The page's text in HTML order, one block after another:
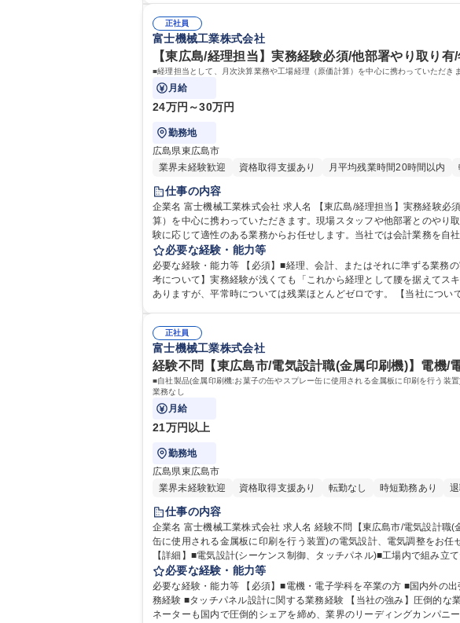
正社員
富士機械工業株式会社
【東広島/経理担当】実務経験必須/他部署やり取り
■経理担当として、月次決算業務や工場経理（原価計算）を中心に携わっていただ
月給
24万円～30万円
勤務地
広島県東広島市
業界未経験歓迎
資格取得支援あり 月平均残業時間20時間以内
仕事の内容
企業名 富士機械工業株式会社 求人名 【東広島/経理担当】実務経験必須/他部署やり取り有/年間休日120日 仕事の内容 ■経理担当として、月次決算業務や工場経理（原価計
算）を中心に携わっていただきます。現場スタッフや他部署とのやり取りも発
験に応じて適性のある業務からお任せします。当社では会計業務を自
ートまで、幅広い領域を担当いただくことを期待しています。 また、ご本人の意欲や適性
須/他部署やり取り有/年間休日120日
必要な経験・能力等
必要な経験・能力等 【必須】■経理、会計、またはそれに準ずる業務の実務経験 【歓迎】
考について】実務経験が浅くても「これから経理として腰を据えて
ありますが、平常時については残業ほとんどゼロです。 【当社につ
正社員
富士機械工業株式会社
経験不問【東広島市/電気設計職(金属印刷機)】電機/
■自社製品(金属印刷機:お菓子の缶やスプレー缶に使用される金属板に印刷を行う装
業務なし
月給
21万円以上
勤務地
広島県東広島市
業界未経験歓迎
資格取得支援あり 転勤なし 時短勤務あり
仕事の内容
企業名 富士機械工業株式会社 求人名 経験不問【東広島市/電気設計職(金属印刷機)】電機/電子学科卒の方/年休120日 仕事の内容 ■自社製品(金属印刷機:お菓子の缶やスプレー
缶に使用される金属板に印刷を行う装置)の電気設計、電気調整をお
【詳細】■電気設計(シーケンス制御、タッチパネル)■工場内で組み
海外の割合は半々、中国・東南アジアが多いです。【案件】製品は1
ところからおまかせ、1人で1台担当いただけるまでフォローしますのでご安心ください。 募集職種 経験不問【東広島市/電気設計職(金属
20日
必要な経験・能力等
必要な経験・能力等 【必須】■電機・電子学科を卒業の方 ■国内外の
務経験 ■タッチパネル設計に関する業務経験 【当社の強み】圧倒的な業界シェア率！当社の金属印刷機・金属塗装機は日本国内シェアトップクラス、グラビア印刷機・ラミ
ネーターも国内で圧倒的シェアを締め、業界のリーディングカンパニ